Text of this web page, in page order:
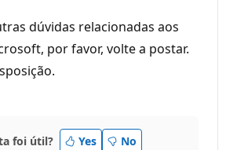
dúvidas relacionadas aos
por favor, volte a postar.
foi útil? Yes
No